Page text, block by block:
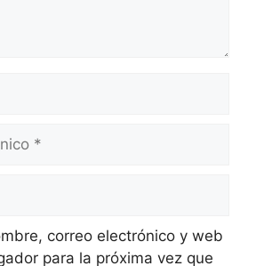
correo electrónico y web
para la próxima vez que